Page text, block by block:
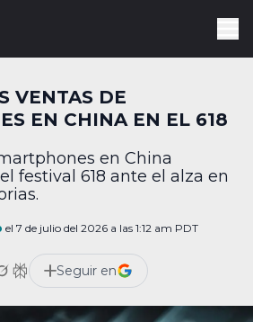
VENTAS DE
EN CHINA EN EL 618
en China
festival 618 ante el alza en
el 7 de julio del 2026 a las 1:12 am PDT
Seguir en